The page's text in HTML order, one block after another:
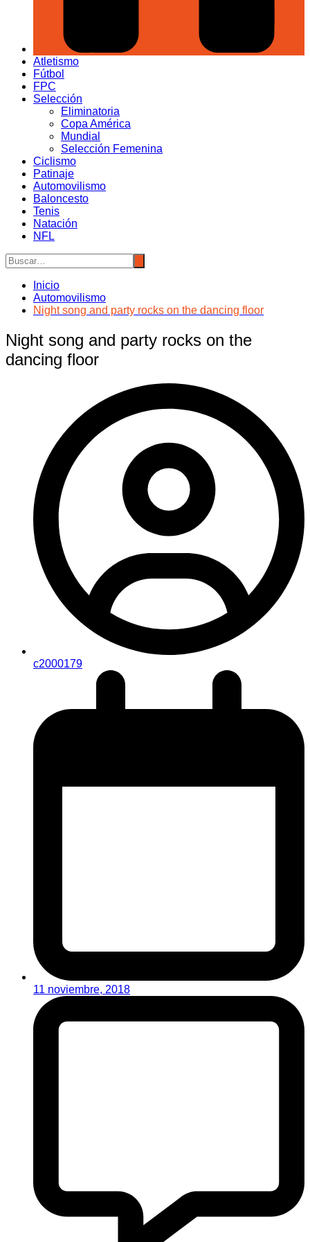
Atletismo
Fútbol
FPC
Selección
Eliminatoria
Copa América
Mundial
Selección Femenina
Ciclismo
Patinaje
Automovilismo
Baloncesto
Tenis
Natación
NFL
Inicio
Automovilismo
Night song and party rocks on the dancing floor
Night song and party rocks on the
dancing floor
c2000179
11 noviembre, 2018